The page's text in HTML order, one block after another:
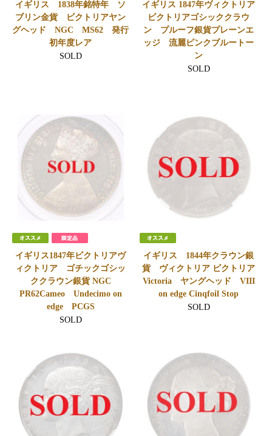
イギリス 1838年銘特年 ソ
ブリン金貨 ビクトリアヤン
グヘッド NGC MS62 発行
初年度レア
SOLD
イギリス 1847年ヴィクトリア
ビクトリアゴシッククラウ
ン プルーフ銀貨プレーンエ
ッジ 流麗ピンクブルートー
ン
SOLD
イギリス1847年ビクトリアヴ
ィクトリア ゴチックゴシッ
ククラウン銀貨 NGC
PR62Cameo Undecimo on
edge PCGS
SOLD
イギリス 1844年クラウン銀
貨 ヴィクトリア ビクトリア
Victoria ヤングヘッド VIII
on edge Cinqfoil Stop
SOLD